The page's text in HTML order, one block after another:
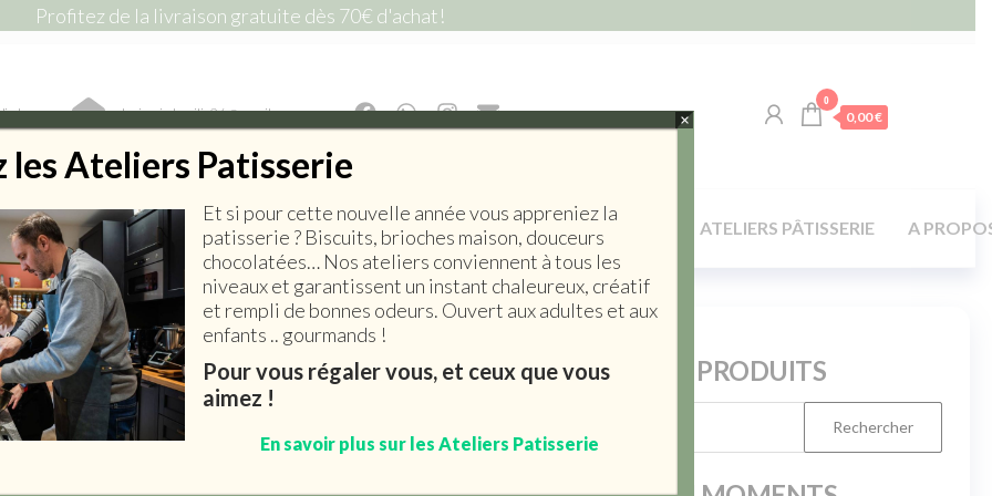
Profitez de la livraison gratuite dès 70€ d'achat!
! lepiceriedemilie26@gmail.com
0
0,00 €
SALÉE EPICERIE SUCRÉE BOISSONS ART DE LA TABLE / MAISON ATELIERS PÂTISSERIE A
Valisette Helsinki
4,00
RERCHERCHE PRODUITS
les Ateliers Patisserie
Et si pour cette nouvelle année vous appreniez la
patisserie ? Biscuits, brioches maison, douceurs
chocolatées… Nos ateliers conviennent à tous les
niveaux et garantissent un instant chaleureux, créatif
et rempli de bonnes odeurs. Ouvert aux adultes et aux
enfants .. gourmands !
Pour vous régaler vous, et ceux que vous
aimez !
En savoir plus sur les Ateliers Patisserie
×